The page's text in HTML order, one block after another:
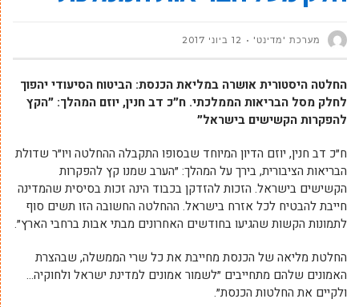
מערכת 'מדינט' 12 ביוני 2017
החלטה היסטורית אושרה במליאת הכנסת: הביטוח הסיעודי יהפוך
לחלק מסל הבריאות הממלכתי. ח״כ דב חנין, יוזם המהלך: ״הקץ
להפקרות הקשישים בישראל״
ח״כ דב חנין, יוזם הדיון המיוחד שבסופו התקבלה ההחלטה ויו״ר שדולת
הבריאות הציבורית, בירך על המהלך: ״הערב שמנו קץ להפקרות
הקשישים בישראל. הזכות להזדקן בכבוד הינה זכות בסיסית שהמדינה
חייבת להבטיח לכל אזרח בישראל. ההחלטה החשובה הזו תשים סוף
לתמונות הקשות שהגיעו בחודשים האחרונים מבתי אבות ברחבי הארץ״.
החלטת מליאה של הכנסת מחייבת את כל שרי הממשלה, שבהצרת
האמונים שלהם מתחייבים ״לשמור אמונים למדינת ישראל ולחוקיה…
ולקיים את החלטות הכנסת״.